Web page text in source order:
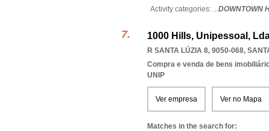
Activity categories: ...DOWNTOWN
1000 Hills, Unipessoal,
R SANTA LÚZIA 8, 9050-068,
Compra e venda de bens
UNIP
Ver empresa Ver no Mapa
Matches in the search for: